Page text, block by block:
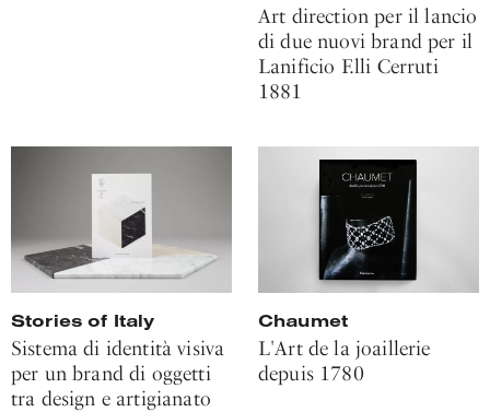
Art direction per il lancio
di due nuovi brand per il
Lanificio F.lli Cerruti
1881
Stories of Italy
Sistema di identità visiva
per un brand di oggetti
tra design e artigianato
Chaumet
L'Art de la joaillerie
depuis 1780